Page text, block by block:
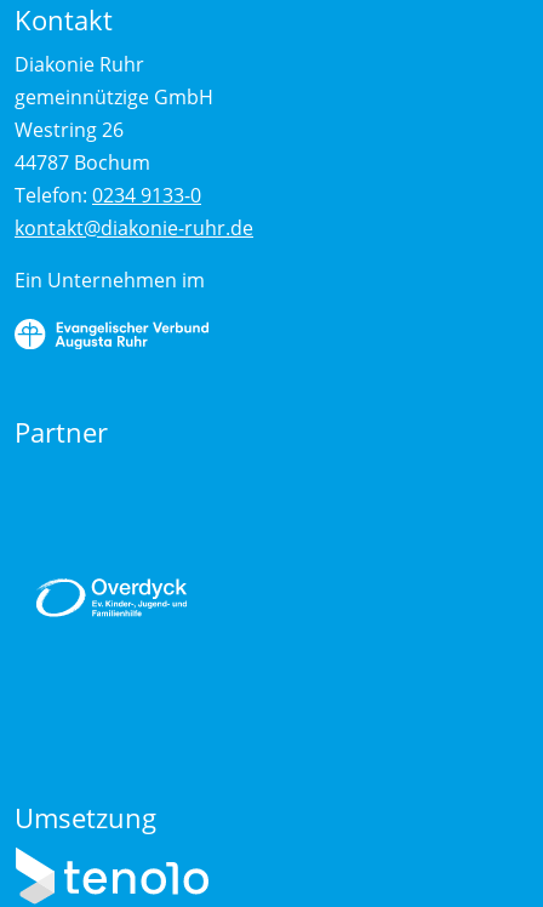
Kontakt
Diakonie Ruhr
gemeinnützige GmbH
Westring 26
44787 Bochum
Telefon: 0234 9133-0
kontakt@diakonie-ruhr.de
Ein Unternehmen im
Partner
Umsetzung